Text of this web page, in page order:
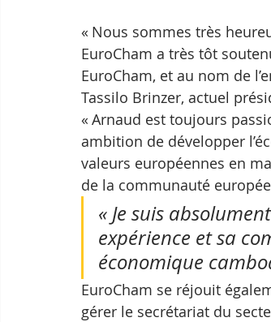
« Nous sommes très
EuroCham a très tôt
EuroCham, et au nom de
Tassilo Brinzer, actuel
« Arnaud est toujours
ambition de développer
valeurs européennes en
de la communauté
« Je suis
expérience et sa
économique
EuroCham se réjouit
gérer le secrétariat du